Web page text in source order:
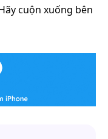
cuộn xuống bên